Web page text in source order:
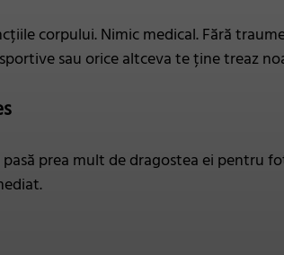
corpului. Nimic medical. Fără
sau orice altceva te ține treaz
prea mult de dragostea ei pentru